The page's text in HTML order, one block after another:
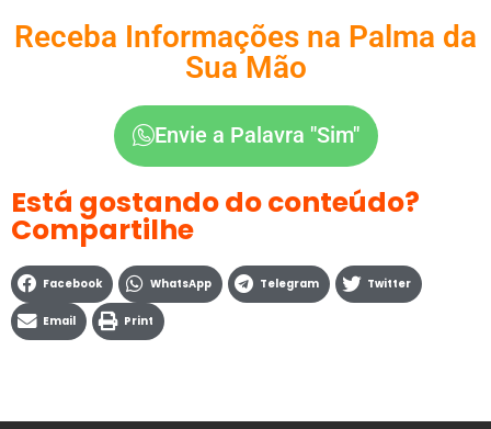
Receba Informações na Palma da
Sua Mão
Envie a Palavra "Sim"
Está gostando do conteúdo?
Compartilhe
Facebook WhatsApp Telegram Twitter
Email Print